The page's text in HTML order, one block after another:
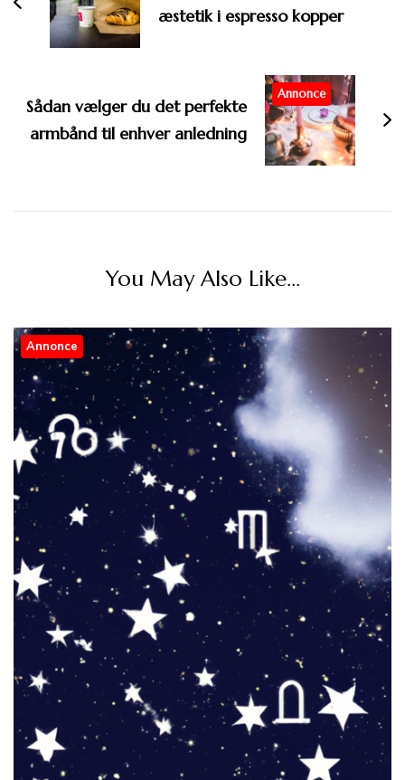
æstetik i espresso kopper
Annonce
Sådan vælger du det perfekte
armbånd til enhver anledning
You May Also Like...
Annonce